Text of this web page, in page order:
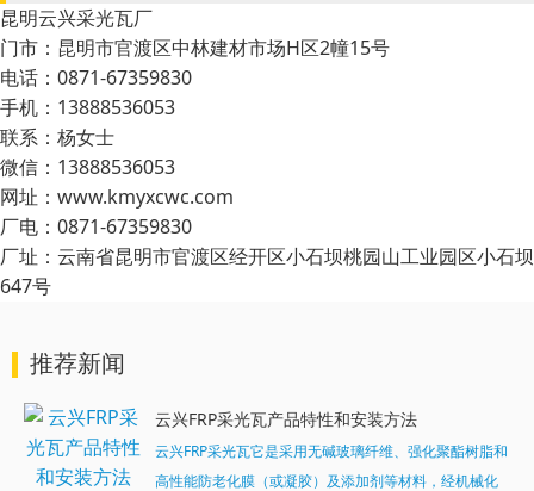
昆明云兴采光瓦厂
门市：昆明市官渡区中林建材市场H区2幢15号
电话：0871-67359830
手机：13888536053
联系：杨女士
微信：13888536053
网址：www.kmyxcwc.com
厂电：0871-67359830
厂址：云南省昆明市官渡区经开区小石坝桃园山工业园区小石坝
647号
推荐新闻
云兴FRP采光瓦产品特性和安装方法
云兴FRP采光瓦它是采用无碱玻璃纤维、强化聚酯树脂和
高性能防老化膜（或凝胶）及添加剂等材料，经机械化